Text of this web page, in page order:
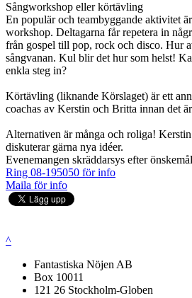
Sångworkshop eller körtävling
En populär och teambyggande aktivitet
workshop. Deltagarna får repetera in
från gospel till pop, rock och disco. Hur
sångvanan. Kul blir det hur som helst!
enkla steg in?
Körtävling (liknande Körslaget) är ett
coachas av Kerstin och Britta innan det
Alternativen är många och roliga!
diskuterar gärna nya idéer.
Evenemangen skräddarsys efter
Ring 08-195050 för info
Maila för info
^
Fantastiska Nöjen AB
Box 10011
121 26 Stockholm-Globen